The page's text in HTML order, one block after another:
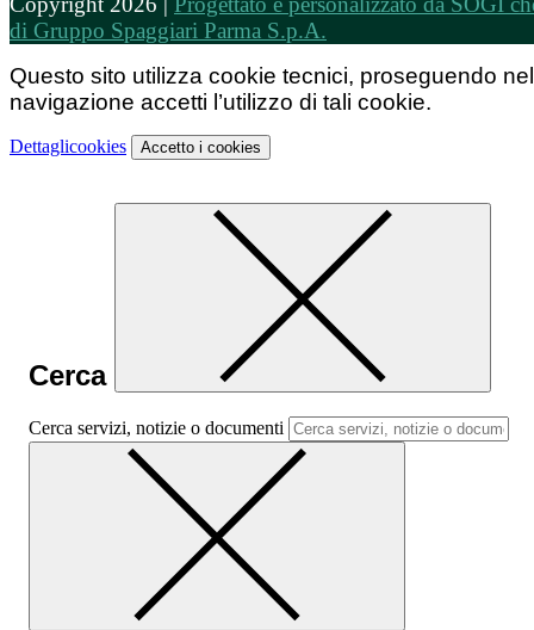
di Gruppo Spaggiari Parma S.p.A.
Questo sito utilizza cookie tecnici, proseguendo
navigazione accetti l’utilizzo di tali cookie.
Dettaglicookies Accetto i cookies
Cerca
Cerca servizi, notizie o documenti